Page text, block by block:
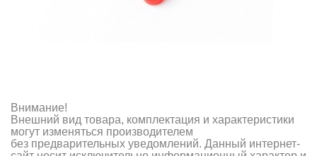
Внимание!
Внешний вид товара, комплектация и характеристики
могут изменяться производителем
без предварительных уведомлений. Данный интернет-